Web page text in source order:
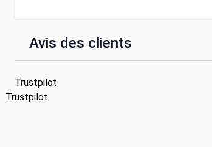
Avis des clients